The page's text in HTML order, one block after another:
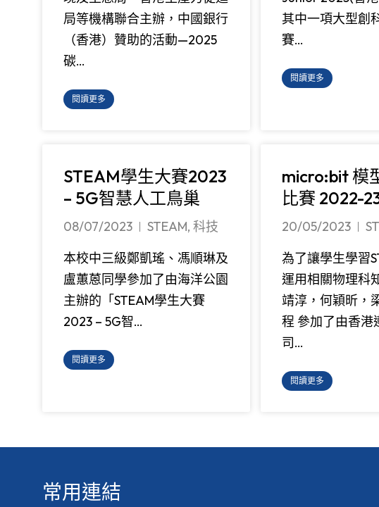
局等機構聯合主辦，中國銀行
（香港）贊助的活動—2025
碳…
閱讀更多
其中一項大型創
賽…
閱讀更多
STEAM學生大賽2023
– 5G智慧人工鳥巢
08/07/2023 STEAM, 科技
本校中三級鄭凱瑤、馮順琳及
盧蕙蒽同學參加了由海洋公園
主辦的「STEAM學生大賽
2023 – 5G智…
閱讀更多
micro:bit 模
比賽 2022-
20/05/2023
為了讓學生學習
運用相關物理科
靖淳，何穎昕，
程 參加了由香港
司…
閱讀更多
常用連結